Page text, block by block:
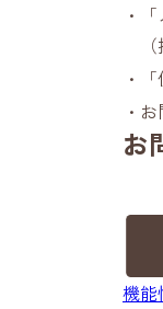
お
機能